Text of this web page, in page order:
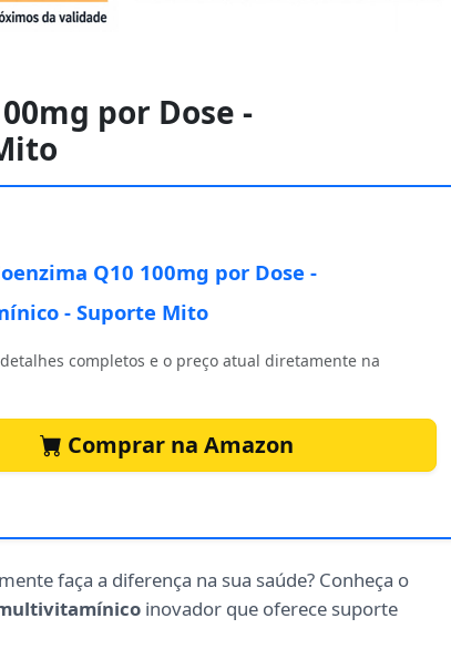
por Dose -
Q10 100mg por Dose -
- Suporte Mito
completos e o preço atual diretamente na
Comprar na Amazon
faça a diferença na sua saúde? Conheça o
inovador que oferece suporte